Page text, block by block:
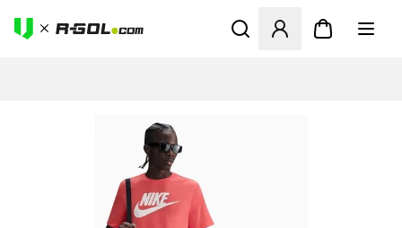
Ανοίγει ένα Modal για να